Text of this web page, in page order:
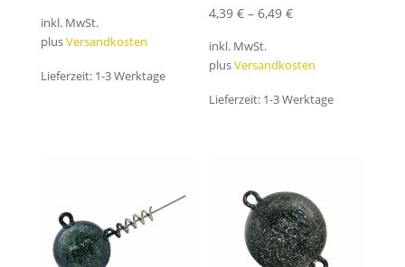
inkl. MwSt.
plusVersandkosten
Lieferzeit: 1-3 Werktage
4,39€ –6,49€
inkl. MwSt.
plusVersandkosten
Lieferzeit: 1-3 Werktage